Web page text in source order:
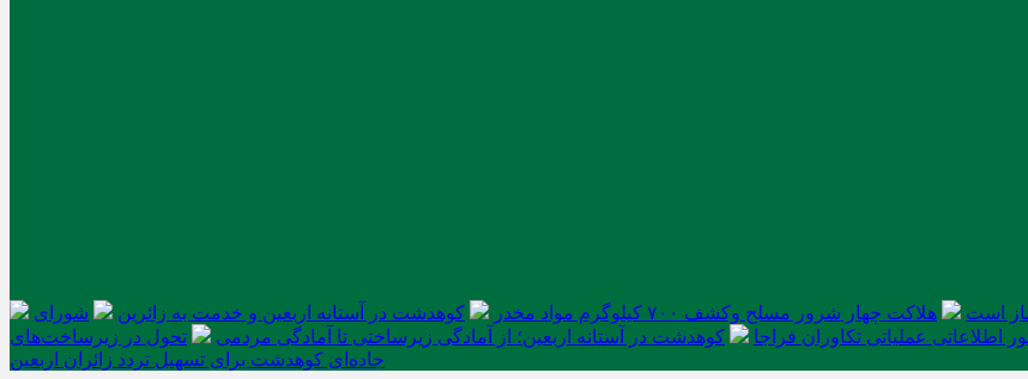
است هلاکت چهار شرور مسلح وکشف ۷۰۰ کیلوگرم مواد مخدر کوهدشت در آستانه اربعین و خدمت‌ به زائرین
شورای
اطلاعاتی عملیاتی تکاوران فراجا کوهدشت در آستانه اربعین؛ از آمادگی زیرساختی تا آمادگی مردمی
تحول در زیرساخت‌های
جاده‌ای کوهدشت برای تسهیل تردد زائران اربعین